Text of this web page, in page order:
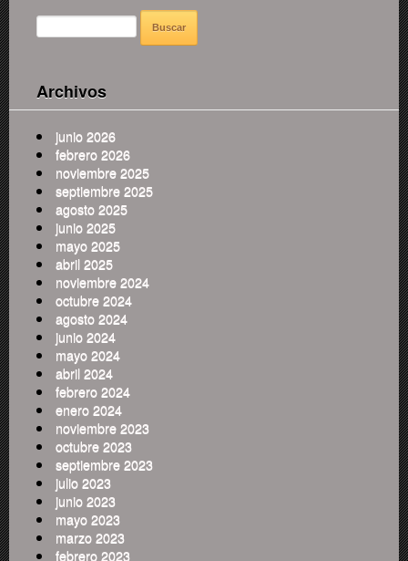
Archivos
junio 2026
febrero 2026
noviembre 2025
septiembre 2025
agosto 2025
junio 2025
mayo 2025
abril 2025
noviembre 2024
octubre 2024
agosto 2024
junio 2024
mayo 2024
abril 2024
febrero 2024
enero 2024
noviembre 2023
octubre 2023
septiembre 2023
julio 2023
junio 2023
mayo 2023
marzo 2023
febrero 2023